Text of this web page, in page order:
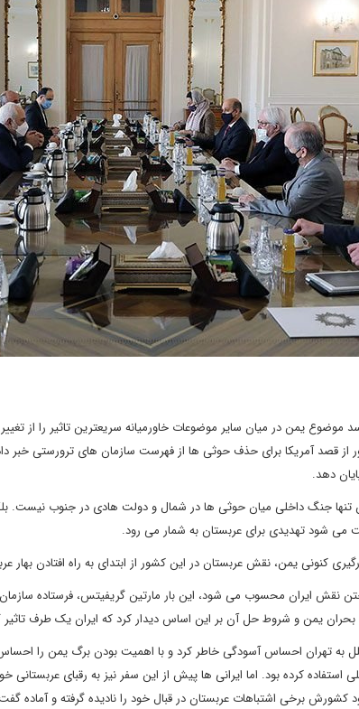
موضوع یمن در میان سایر موضوعات خاورمیانه سریعترین تاثیر را از
از قصد آمریکا برای حذف حوثی ها از فهرست سازمان های ترورستی خبر
دهد.
تنها جنگ داخلی میان حوثی ها در شمال و دولت هادی در جنوب نیست.
می شود تهدیدی برای عربستان به شمار می رود.
کنونی یمن، نقش عربستان در این کشور از ابتدای به راه افتادن بهار
نقش ایران محسوب می شود، این بار مارتین گریفیتس، فرستاده سازمان
بحران یمن و شروط حل آن بر این اساس دیدار کرد که ایران یک طرف
به تهران احساس آسودگی خاطر کرد و با اهمیت بودن برگ یمن را
استفاده کرده بود. اما ایرانی ها پیش از این سفر نیز به رقبای
کشورش برخی اشتباهات عربستان در قبال خود را نادیده گرفته و آماده